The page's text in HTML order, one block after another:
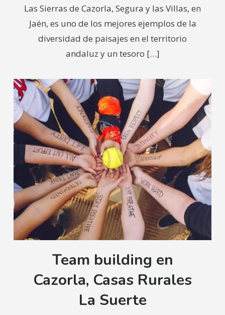
Las Sierras de Cazorla, Segura y las Villas, en
Jaén, es uno de los mejores ejemplos de la
diversidad de paisajes en el territorio
andaluz y un tesoro […]
Team building en
Cazorla, Casas Rurales
La Suerte